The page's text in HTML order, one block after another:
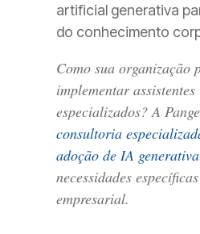
artificial generativa
do conhecimento
Como sua organização
implementar
especializados? A
consultoria
adoção de IA generativa
necessidades
empresarial.